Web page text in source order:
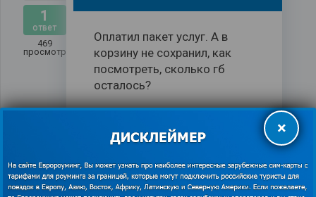
1
ответ
469
просмотров
Оплатил пакет услуг. А в
корзину не сохранил, как
посмотреть, сколько гб
осталось?
0
голосов Не могу активировать карту
×